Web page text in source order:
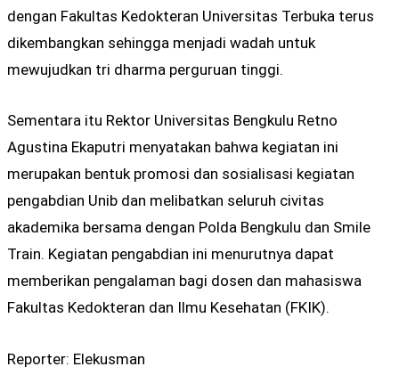
dengan Fakultas Kedokteran Universitas Terbuka terus
dikembangkan sehingga menjadi wadah untuk
mewujudkan tri dharma perguruan tinggi.
Sementara itu Rektor Universitas Bengkulu Retno
Agustina Ekaputri menyatakan bahwa kegiatan ini
merupakan bentuk promosi dan sosialisasi kegiatan
pengabdian Unib dan melibatkan seluruh civitas
akademika bersama dengan Polda Bengkulu dan Smile
Train. Kegiatan pengabdian ini menurutnya dapat
memberikan pengalaman bagi dosen dan mahasiswa
Fakultas Kedokteran dan Ilmu Kesehatan (FKIK).
Reporter: Elekusman